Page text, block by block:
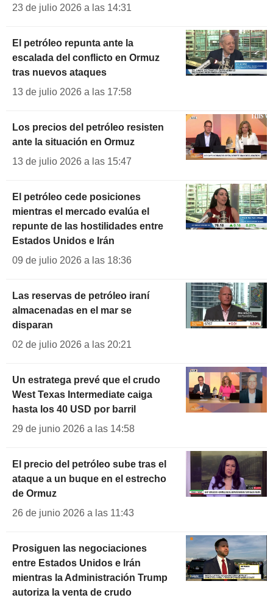
23 de julio 2026 a las 14:31
El petróleo repunta ante la
escalada del conflicto en Ormuz
tras nuevos ataques
13 de julio 2026 a las 17:58
Los precios del petróleo resisten
ante la situación en Ormuz
13 de julio 2026 a las 15:47
El petróleo cede posiciones
mientras el mercado evalúa el
repunte de las hostilidades entre
Estados Unidos e Irán
09 de julio 2026 a las 18:36
Las reservas de petróleo iraní
almacenadas en el mar se
disparan
02 de julio 2026 a las 20:21
Un estratega prevé que el crudo
West Texas Intermediate caiga
hasta los 40 USD por barril
29 de junio 2026 a las 14:58
El precio del petróleo sube tras el
ataque a un buque en el estrecho
de Ormuz
26 de junio 2026 a las 11:43
Prosiguen las negociaciones
entre Estados Unidos e Irán
mientras la Administración Trump
autoriza la venta de crudo